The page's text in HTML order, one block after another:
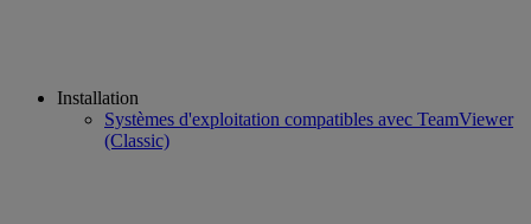
Installation
Systèmes d'exploitation compatibles avec TeamViewer
(Classic)